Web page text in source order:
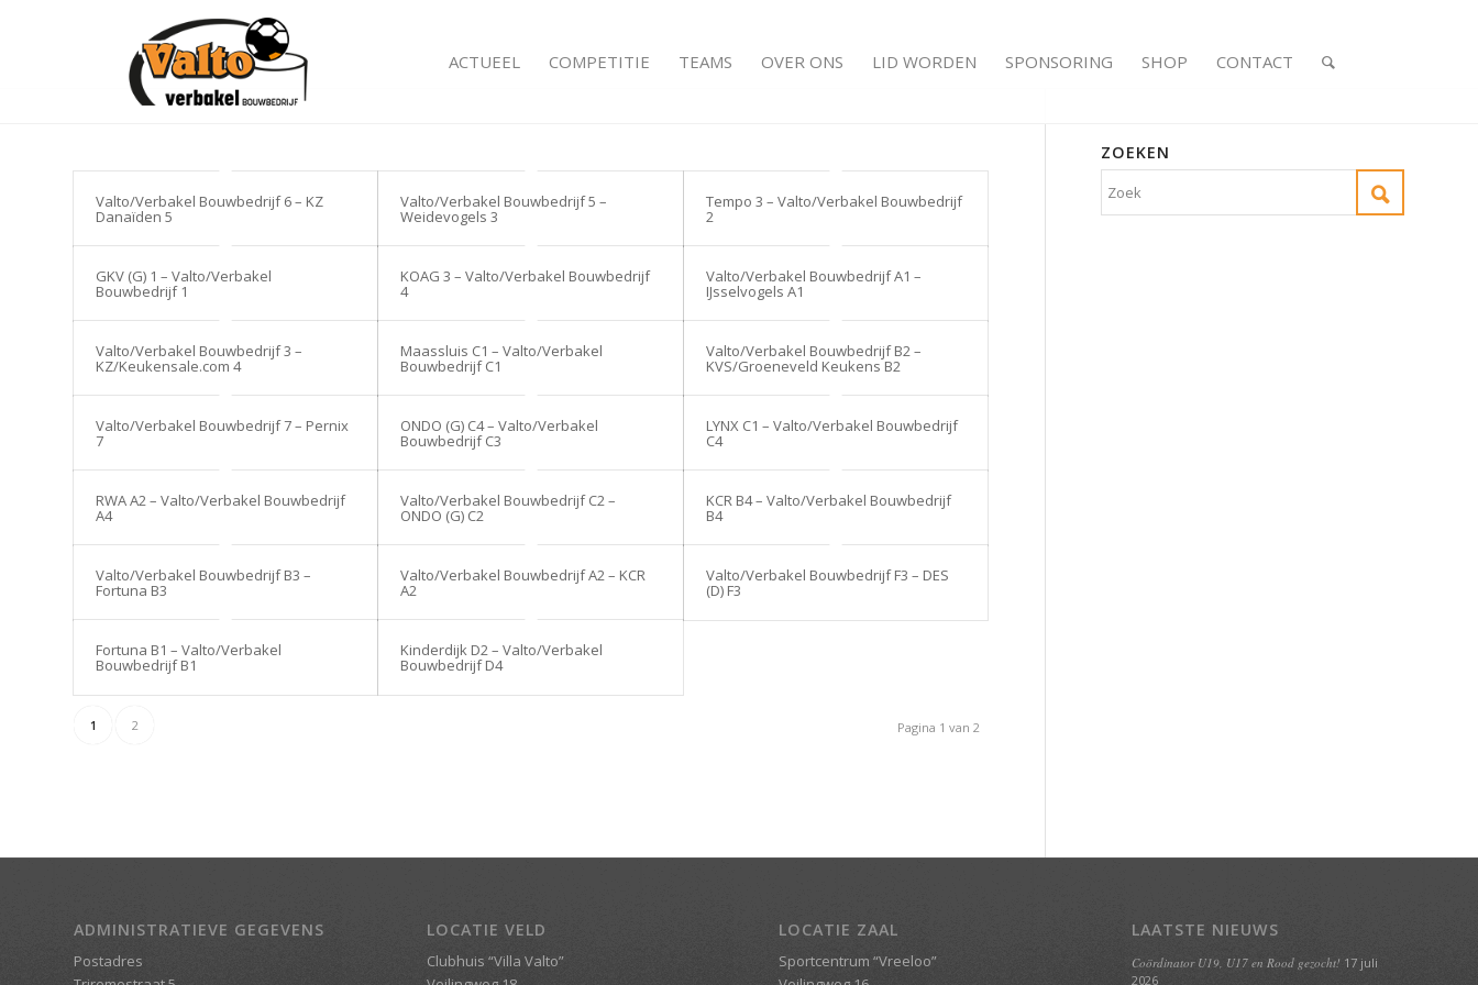
ACTUEEL COMPETITIE TEAMS OVER ONS LID WORDEN SPONSORING SHOP CONTACT
Valto/Verbakel Bouwbedrijf 6 – KZ
Danaïden 5
Valto/Verbakel Bouwbedrijf 5 –
Weidevogels 3
Tempo 3 – Valto/Verbakel Bouwbedrijf
2
GKV (G) 1 – Valto/Verbakel
Bouwbedrijf 1
KOAG 3 – Valto/Verbakel Bouwbedrijf
4
Valto/Verbakel Bouwbedrijf A1 –
IJsselvogels A1
Valto/Verbakel Bouwbedrijf 3 –
KZ/Keukensale.com 4
Maassluis C1 – Valto/Verbakel
Bouwbedrijf C1
Valto/Verbakel Bouwbedrijf B2 –
KVS/Groeneveld Keukens B2
Valto/Verbakel Bouwbedrijf 7 – Pernix
7
ONDO (G) C4 – Valto/Verbakel
Bouwbedrijf C3
LYNX C1 – Valto/Verbakel Bouwbedrijf
C4
RWA A2 – Valto/Verbakel Bouwbedrijf
A4
Valto/Verbakel Bouwbedrijf C2 –
ONDO (G) C2
KCR B4 – Valto/Verbakel Bouwbedrijf
B4
Valto/Verbakel Bouwbedrijf B3 –
Fortuna B3
Valto/Verbakel Bouwbedrijf A2 – KCR
A2
Valto/Verbakel Bouwbedrijf F3 – DES
(D) F3
Fortuna B1 – Valto/Verbakel
Bouwbedrijf B1
Kinderdijk D2 – Valto/Verbakel
Bouwbedrijf D4
Pagina 1 van 2
1 2
ZOEKEN
ADMINISTRATIEVE GEGEVENS
Postadres
LOCATIE VELD
Clubhuis “Villa Valto”
LOCATIE ZAAL
Sportcentrum “Vreeloo”
LAATSTE NIEUWS
Coördinator U19, U17 en Rood gezocht! 17 juli
2026